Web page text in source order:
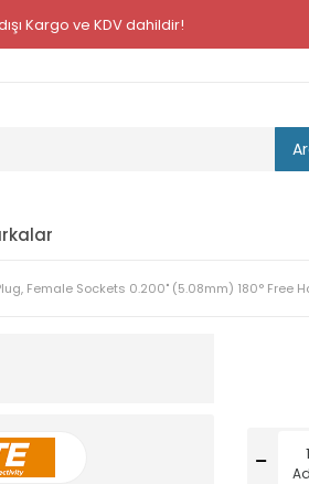
Kargo ve KDV dahildir!
Female Sockets 0.200" (5.08mm) 180° Free